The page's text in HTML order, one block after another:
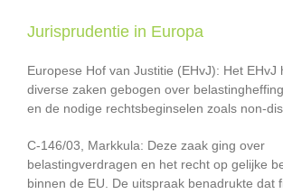
Jurisprudentie in Europa
Europese Hof van Justitie (EHvJ): Het EHvJ
diverse zaken gebogen over
en de nodige rechtsbeginselen zoals non-
C-146/03, Markkula: Deze zaak ging over
belastingverdragen en het recht op gelijke
binnen de EU. De uitspraak benadrukte dat